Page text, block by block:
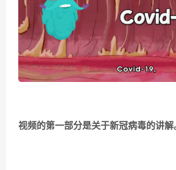
视频的第一部分是关于新冠病毒的讲解